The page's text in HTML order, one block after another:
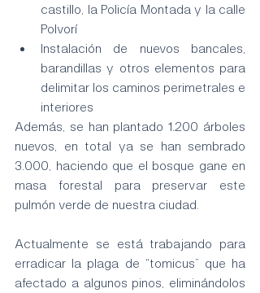
castillo, la Policía Montada y la calle
Polvorí
Instalación de nuevos bancales,
barandillas y otros elementos para
delimitar los caminos perimetrales e
interiores
Además, se han plantado 1.200 árboles
nuevos, en total ya se han sembrado
3.000, haciendo que el bosque gane en
masa forestal para preservar este
pulmón verde de nuestra ciudad.
Actualmente se está trabajando para
erradicar la plaga de “tomicus” que ha
afectado a algunos pinos, eliminándolos